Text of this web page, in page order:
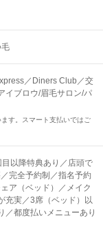
／Diners Club／交
イブロウ/眉毛サロン/パ
す。スマート支払いではご
以降特典あり／店頭で
完全予約制／指名予約
ア（ベッド）／メイク
充実／3席（ベッド）以
／都度払いメニューあり